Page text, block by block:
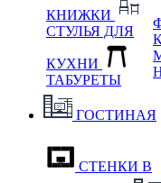
КНИЖКИ
СТУЛЬЯ ДЛЯ
КУХНИ
ТАБУРЕТЫ
ГОСТИНАЯ
СТЕНКИ В